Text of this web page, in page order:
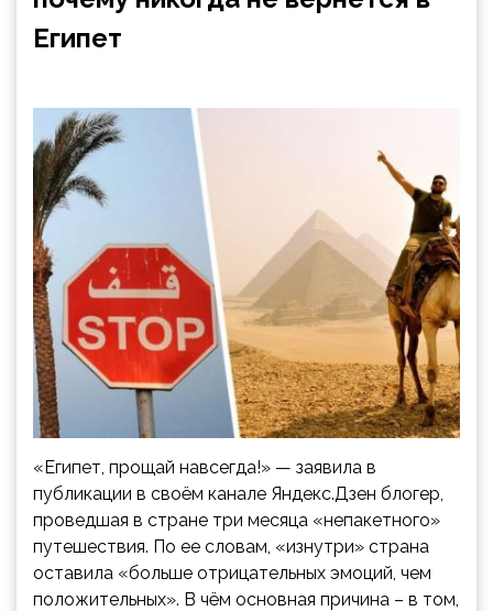
Египет
«Египет, прощай навсегда!» — заявила в
публикации в своём канале Яндекс.Дзен блогер,
проведшая в стране три месяца «непакетного»
путешествия. По ее словам, «изнутри» страна
оставила «больше отрицательных эмоций, чем
положительных». В чём основная причина – в том,